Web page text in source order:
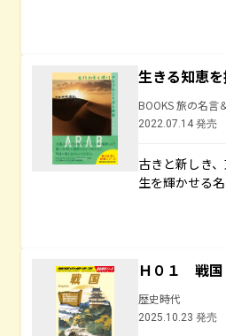
生きる知恵
BOOKS 旅の名言
2022.07.14 発売
古きと新しき
生を輝かせる
Ｈ０１ 戦国
歴史時代
2025.10.23 発売